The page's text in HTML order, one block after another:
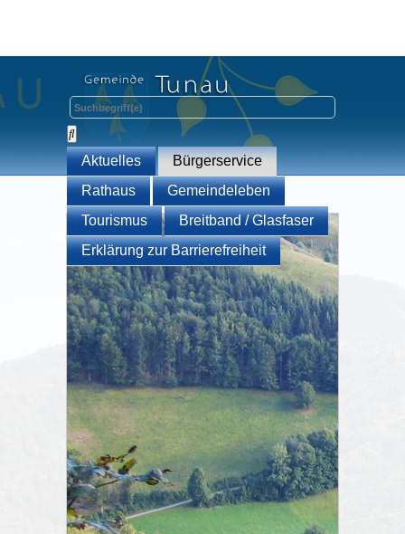
Aktuelles
Bürgerservice
Rathaus
Gemeindeleben
Tourismus
Breitband / Glasfaser
Erklärung zur Barrierefreiheit